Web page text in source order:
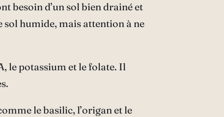
besoin d’un sol bien drainé et
humide, mais attention à ne
le potassium et le folate. Il
le basilic, l’origan et le